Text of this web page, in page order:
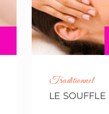
LE
Traditionnel